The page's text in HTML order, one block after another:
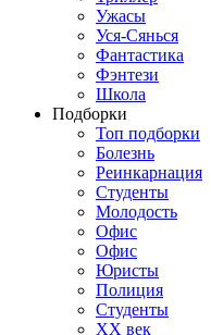
Ужасы
Уся-Сянься
Фантастика
Фэнтези
Школа
Подборки
Топ подборки
Болезнь
Реинкарнация
Студенты
Молодость
Офис
Офис
Юристы
Полиция
Студенты
ХХ век